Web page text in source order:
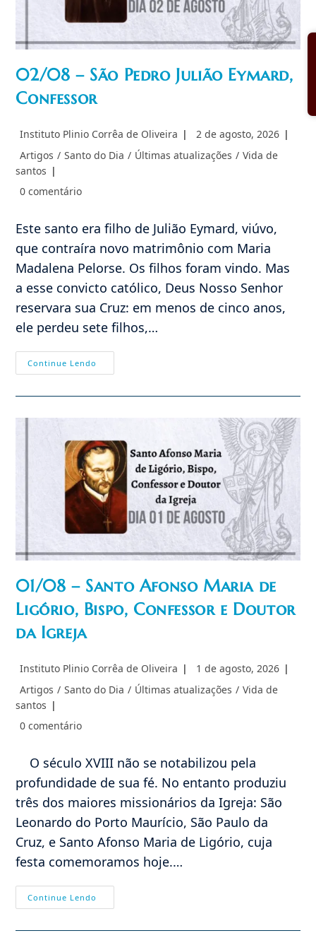
02/08 – São Pedro Julião Eymard,
Confessor
Autor
post:
Instituto Plinio Corrêa de Oliveira
Post
2 de agosto, 2026
Categoria
do
Artigos / Santo do Dia / Últimas atualizações / Vida de
santos
Comentários
0 comentário
Este santo era filho de Julião Eymard, viúvo,
que contraíra novo matrimônio com Maria
Madalena Pelorse. Os filhos foram vindo. Mas
a esse convicto católico, Deus Nosso Senhor
reservara sua Cruz: em menos de cinco anos,
ele perdeu sete filhos,…
Continue Lendo
–
Pedro
01/08 – Santo Afonso Maria de
Ligório, Bispo, Confessor e Doutor
da Igreja
Autor
post:
Instituto Plinio Corrêa de Oliveira
Post
1 de agosto, 2026
Categoria
do
Artigos / Santo do Dia / Últimas atualizações / Vida de
santos
Comentários
0 comentário
O século XVIII não se notabilizou pela
profundidade de sua fé. No entanto produziu
três dos maiores missionários da Igreja: São
Leonardo do Porto Maurício, São Paulo da
Cruz, e Santo Afonso Maria de Ligório, cuja
festa comemoramos hoje.…
Continue Lendo
–